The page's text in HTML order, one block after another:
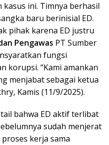
ini. Timnya berhasil
baru berinisial ED.
pihak karena ED justru
Pengawas PT Sumber
fungsi
korupsi. “Kami amankan
menjabat sebagai ketua
Kamis (11/9/2025).
bahwa ED aktif terlibat
sudah menjerat
kerja sama